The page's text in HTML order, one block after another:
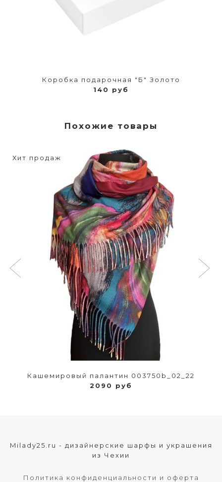
Коробка подарочная "Б" Золото
140 руб
Похожие товары
Хит продаж
Кашемировый палантин 003750b_02_22
2090 руб
Milady25.ru - дизайнерские шарфы и украшения
из Чехии
Политика конфиденциальности и оферта